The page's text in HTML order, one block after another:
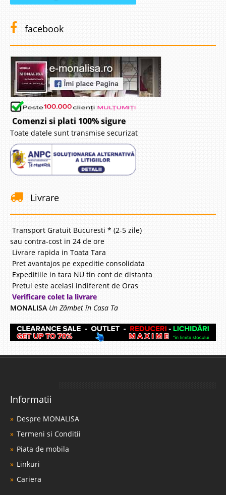
facebook
Comenzi si plati 100% sigure
Toate datele sunt transmise securizat
Livrare
Transport Gratuit Bucuresti * (2-5 zile)
sau contra-cost in 24 de ore
Livrare rapida in Toata Tara
Pret avantajos pe expeditie consolidata
Expeditiile in tara NU tin cont de distanta
Pretul este acelasi indiferent de Oras
Verificare colet la livrare
MONALISA Un Zâmbet în Casa Ta
Informatii
Despre MONALISA
Termeni si Conditii
Piata de mobila
Linkuri
Cariera